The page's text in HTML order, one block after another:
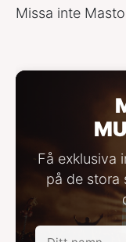
Missa inte
Få exklusiva
på de stora